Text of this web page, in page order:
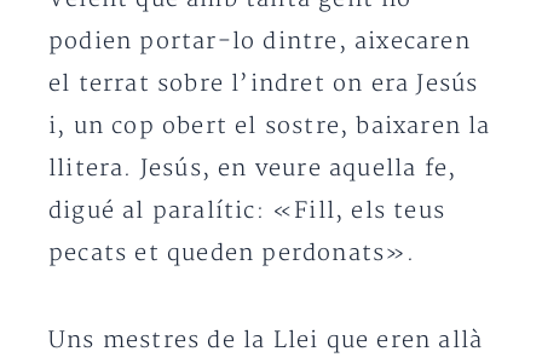
podien portar-lo dintre, aixecaren
el terrat sobre l’indret on era Jesús
i, un cop obert el sostre, baixaren la
llitera. Jesús, en veure aquella fe,
digué al paralític: «Fill, els teus
pecats et queden perdonats».
Uns mestres de la Llei que eren allà